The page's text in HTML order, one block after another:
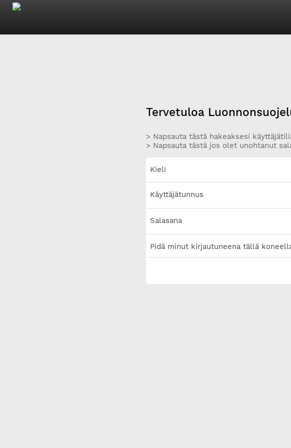
Tervetuloa
> Napsauta tästä hakeaksesi
> Napsauta tästä jos olet unohtanut
Kieli
Käyttäjätunnus
Salasana
Pidä minut kirjautuneena tällä